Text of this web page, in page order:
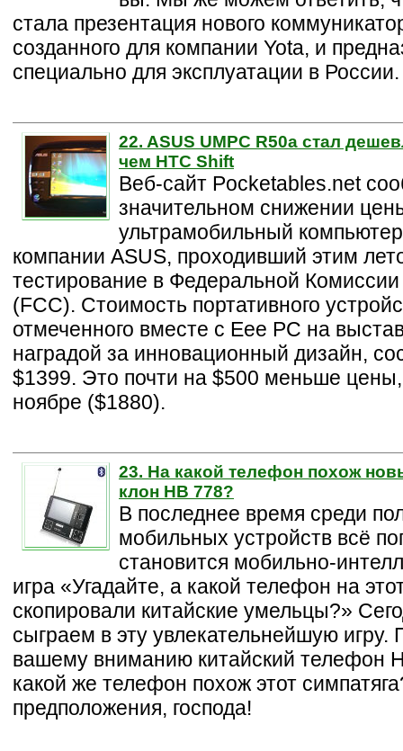
стала презентация нового
созданного для компании Yota, и
специально для эксплуатации в России.
22. ASUS UMPC R50a стал
чем HTC Shift
Веб-сайт Pocketables.net
значительном снижении
ультрамобильный
компании ASUS, проходивший этим
тестирование в Федеральной
(FCC). Стоимость портативного
отмеченного вместе с Eee PC на
наградой за инновационный дизайн,
$1399. Это почти на $500 меньше
ноябре ($1880).
23. На какой телефон похож
клон HB 778?
В последнее время среди
мобильных устройств всё
становится мобильно-
игра «Угадайте, а какой телефон на
скопировали китайские умельцы?»
сыграем в эту увлекательнейшую игру.
вашему вниманию китайский телефон
какой же телефон похож этот
предположения, господа!